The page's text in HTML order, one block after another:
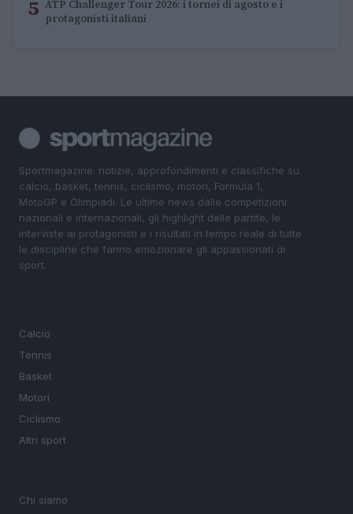
5 ATP Challenger Tour 2026: i tornei di agosto e i
protagonisti italiani
Sportmagazine: notizie, approfondimenti e classifiche su
calcio, basket, tennis, ciclismo, motori, Formula 1,
MotoGP e Olimpiadi. Le ultime news dalle competizioni
nazionali e internazionali, gli highlight delle partite, le
interviste ai protagonisti e i risultati in tempo reale di tutte
le discipline che fanno emozionare gli appassionati di
sport.
Calcio
Tennis
Basket
Motori
Ciclismo
Altri sport
Chi siamo